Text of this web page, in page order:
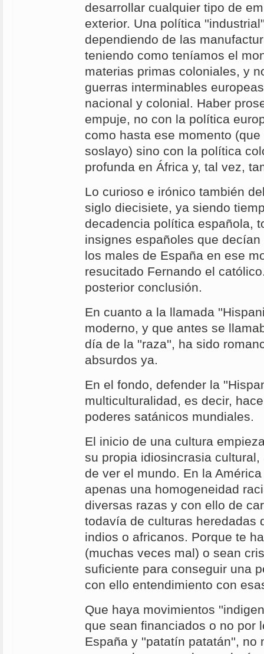
desarrollar cualquier tipo de
exterior. Una política
dependiendo de las
teniendo como teníamos el
materias primas coloniales, y
guerras interminables
nacional y colonial. Haber
empuje, no con la política
como hasta ese momento
soslayo) sino con la política
profunda en África y, tal vez,
Lo curioso e irónico también
siglo diecisiete, ya siendo
decadencia política española,
insignes españoles que
los males de España en ese
resucitado Fernando el
posterior conclusión.
En cuanto a la llamada
moderno, y que antes se
día de la ''raza'', ha sido
absurdos ya.
En el fondo, defender la
multiculturalidad, es decir,
poderes satánicos mundiales.
El inicio de una cultura
su propia idiosincrasia
de ver el mundo. En la
apenas una homogeneidad
diversas razas y con ello de
todavía de culturas heredadas
indios o africanos. Porque te
(muchas veces mal) o sean
suficiente para conseguir una
con ello entendimiento con
Que haya movimientos
que sean financiados o no por
España y ''patatín patatán'', no